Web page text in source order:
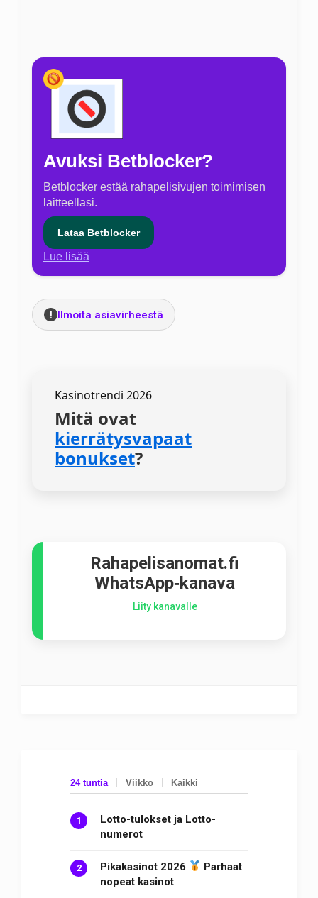
Avuksi Betblocker?
Betblocker estää rahapelisivujen toimimisen
laitteellasi.
Lataa Betblocker
Lue lisää
! Ilmoita asiavirheestä
Kasinotrendi 2026
Mitä ovat
kierrätysvapaat
bonukset?
Rahapelisanomat.fi
WhatsApp‑kanava
Liity kanavalle
24 tuntia Viikko Kaikki
Lotto-tulokset ja Lotto-
numerot
Pikakasinot 2026
Parhaat
nopeat kasinot